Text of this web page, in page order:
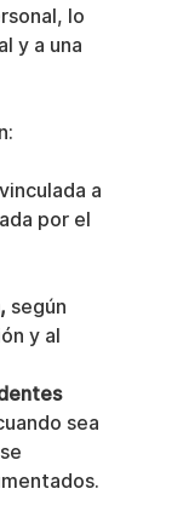
lo
y a una
a
por el
según
y al
sea